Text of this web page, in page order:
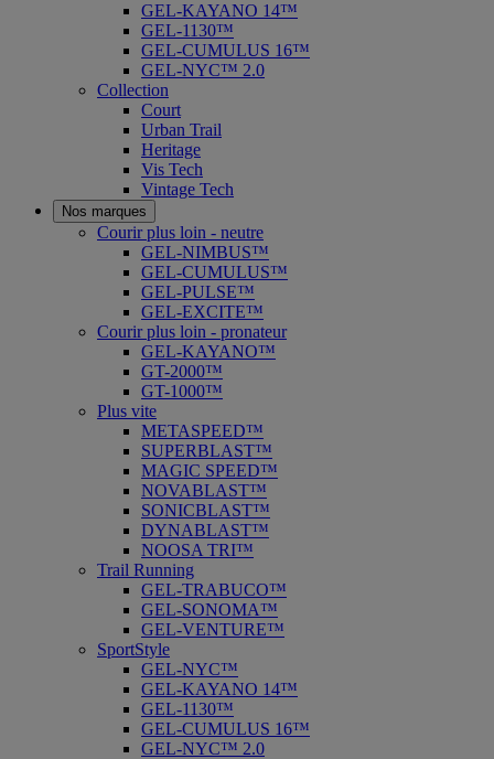
GEL-KAYANO 14™
GEL-1130™
GEL-CUMULUS 16™
GEL-NYC™ 2.0
Collection
Court
Urban Trail
Heritage
Vis Tech
Vintage Tech
Nos marques
Courir plus loin - neutre
GEL-NIMBUS™
GEL-CUMULUS™
GEL-PULSE™
GEL-EXCITE™
Courir plus loin - pronateur
GEL-KAYANO™
GT-2000™
GT-1000™
Plus vite
METASPEED™
SUPERBLAST™
MAGIC SPEED™
NOVABLAST™
SONICBLAST™
DYNABLAST™
NOOSA TRI™
Trail Running
GEL-TRABUCO™
GEL-SONOMA™
GEL-VENTURE™
SportStyle
GEL-NYC™
GEL-KAYANO 14™
GEL-1130™
GEL-CUMULUS 16™
GEL-NYC™ 2.0